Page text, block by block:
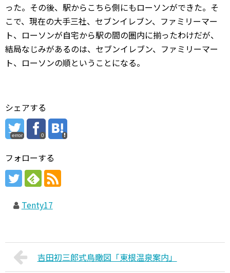
った。その後、駅からこちら側にもローソンができた。そ
こで、現在の大手三社、セブンイレブン、ファミリーマー
ト、ローソンが自宅から駅の間の圏内に揃ったわけだが、
結局なじみがあるのは、セブンイレブン、ファミリーマー
ト、ローソンの順ということになる。
シェアする
error 0
フォローする
Tenty17
吉田初三郎式鳥瞰図「東根温泉案内」